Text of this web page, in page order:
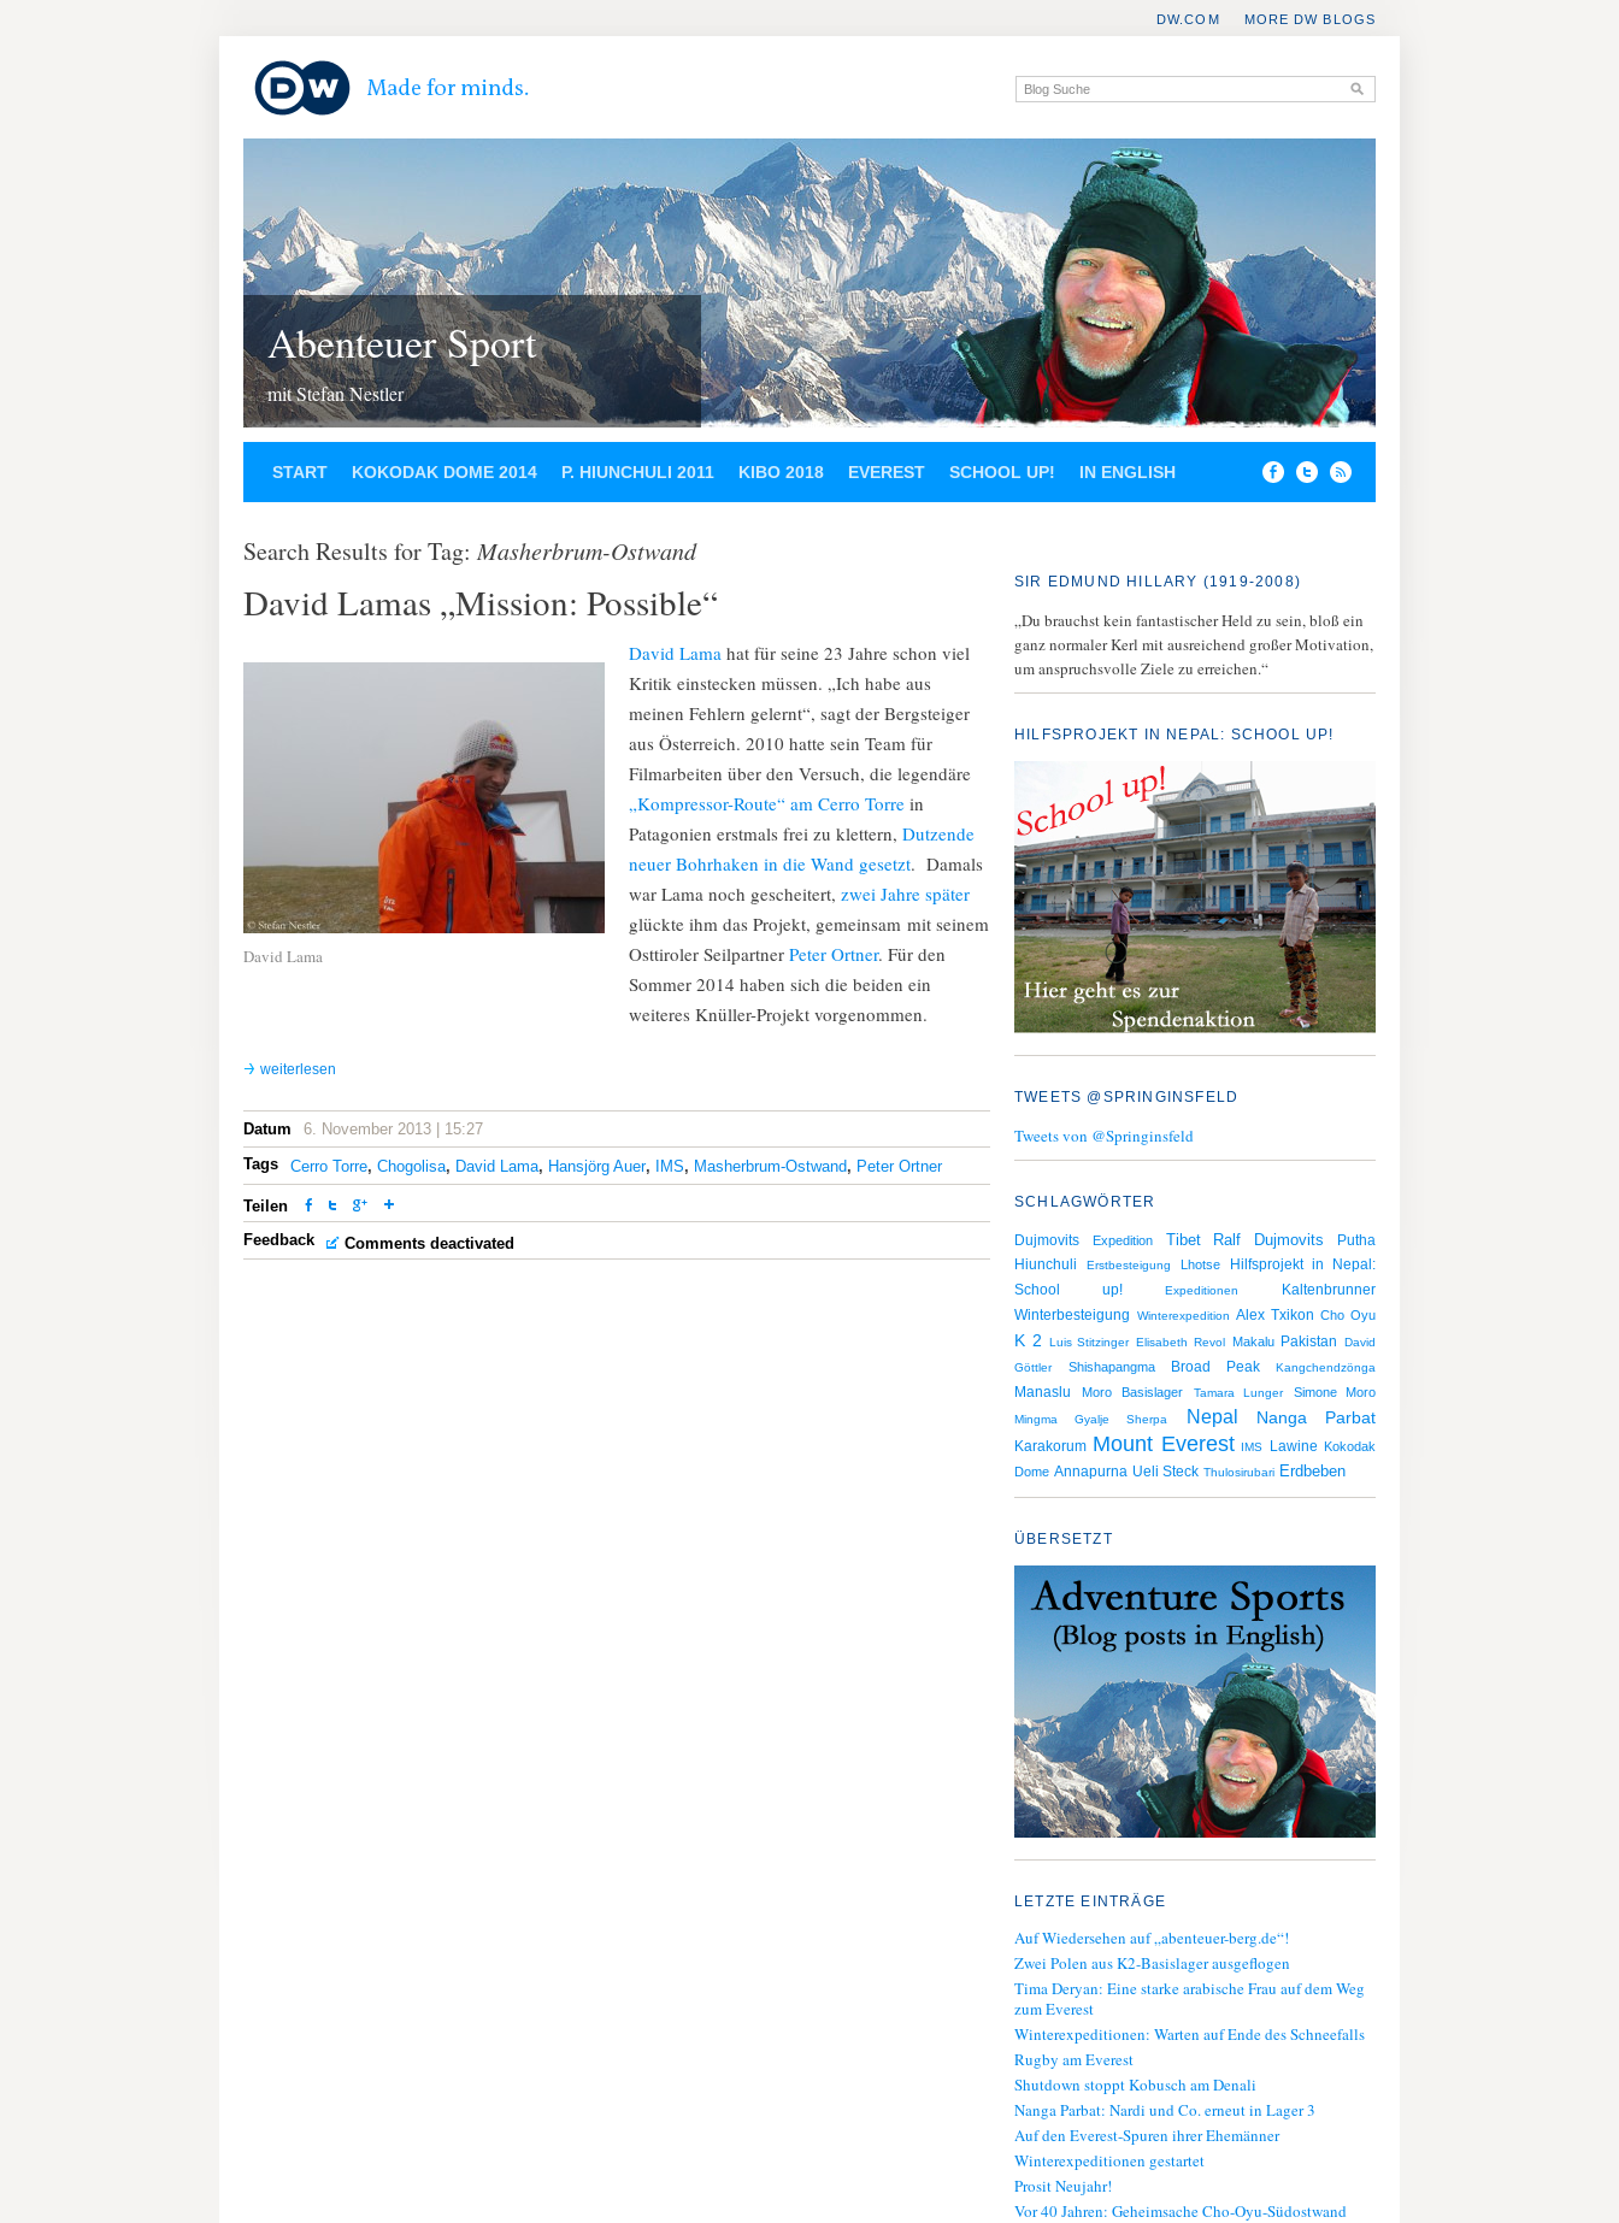
MORE DW BLOGS
DW.COM
Abenteuer Sport
mit Stefan Nestler
START KOKODAK DOME 2014 P. HIUNCHULI 2011 KIBO 2018 EVEREST SCHOOL UP! IN ENGLISH
Search Results for Tag:Masherbrum-Ostwand
David Lamas „Mission: Possible“
David Lama
David Lama hat für seine 23 Jahre schon viel
Kritik einstecken müssen. „Ich habe aus
meinen Fehlern gelernt“, sagt der Bergsteiger
aus Österreich. 2010 hatte sein Team für
Filmarbeiten über den Versuch, die legendäre
„Kompressor-Route“ am Cerro Torre in
Patagonien erstmals frei zu klettern, Dutzende
neuer Bohrhaken in die Wand gesetzt. Damals
war Lama noch gescheitert, zwei Jahre später
glückte ihm das Projekt, gemeinsam mit seinem
Osttiroler Seilpartner Peter Ortner. Für den
Sommer 2014 haben sich die beiden ein
weiteres Knüller-Projekt vorgenommen.
weiterlesen
Datum
6. November 2013 | 15:27
Tags
Cerro Torre, Chogolisa, David Lama, Hansjörg Auer, IMS, Masherbrum-Ostwand, Peter Ortner
Teilen
Feedback
Comments deactivated
SIR EDMUND HILLARY (1919-2008)
„Du brauchst kein fantastischer Held zu sein, bloß ein
ganz normaler Kerl mit ausreichend großer Motivation,
um anspruchsvolle Ziele zu erreichen.“
HILFSPROJEKT IN NEPAL: SCHOOL UP!
TWEETS @SPRINGINSFELD
Tweets von @Springinsfeld
SCHLAGWÖRTER
Dujmovits Expedition Tibet Ralf Dujmovits
Putha
Hiunchuli
Erstbesteigung Lhotse
Hilfsprojekt in Nepal:
School up!
Expeditionen
Kaltenbrunner
Winterbesteigung
Winterexpedition Alex Txikon Cho Oyu
K 2 Luis Stitzinger Elisabeth Revol Makalu Pakistan
David
Göttler
Shishapangma Broad Peak Kangchendzönga
Manaslu Moro Basislager Tamara Lunger Simone Moro
Mingma Gyalje Sherpa Nepal Nanga Parbat
Karakorum Mount Everest IMS Lawine Kokodak
Dome Annapurna Ueli Steck Thulosirubari Erdbeben
ÜBERSETZT
LETZTE EINTRÄGE
Auf Wiedersehen auf „abenteuer-berg.de“!
Zwei Polen aus K2-Basislager ausgeflogen
Tima Deryan: Eine starke arabische Frau auf dem Weg
zum Everest
Winterexpeditionen: Warten auf Ende des Schneefalls
Rugby am Everest
Shutdown stoppt Kobusch am Denali
Nanga Parbat: Nardi und Co. erneut in Lager 3
Auf den Everest-Spuren ihrer Ehemänner
Winterexpeditionen gestartet
Prosit Neujahr!
Vor 40 Jahren: Geheimsache Cho-Oyu-Südostwand